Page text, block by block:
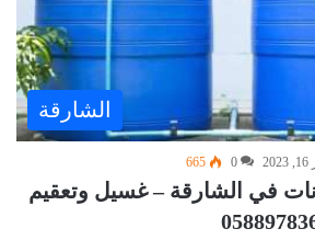
الشارقة
0
665
في الشارقة – غسيل وتعقيم